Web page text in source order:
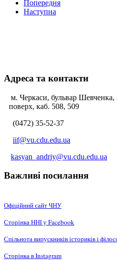
Попередня
Наступна
Адреса та контакти
м. Черкаси, бульвар
поверх, каб. 508, 509
(0472) 35-52-37
iif@vu.cdu.edu.ua
kasyan_andriy@vu.cdu.edu.ua
Важливі посилання
Офіційний сайт ЧНУ
Сторінка ННІ у Facebook
Спільнота випускників істориків і
Сторінка в Instagram